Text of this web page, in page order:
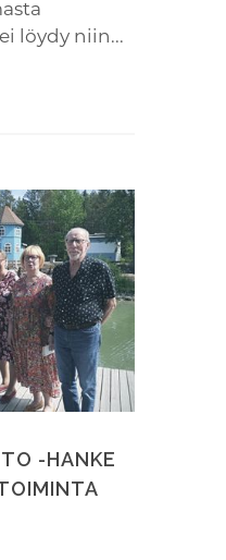
löydy niin...
-HANKE